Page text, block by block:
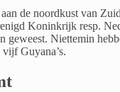
de noordkust van
Koninkrijk resp.
Niettemin
Guyana’s.